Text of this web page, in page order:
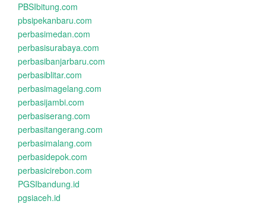
PBSIbitung.com
pbsipekanbaru.com
perbasimedan.com
perbasisurabaya.com
perbasibanjarbaru.com
perbasiblitar.com
perbasimagelang.com
perbasijambi.com
perbasiserang.com
perbasitangerang.com
perbasimalang.com
perbasidepok.com
perbasicirebon.com
PGSIbandung.id
pgsiaceh.id